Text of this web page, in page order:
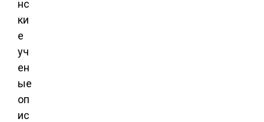
нс
ки
е
уч
ен
ые
оп
ис